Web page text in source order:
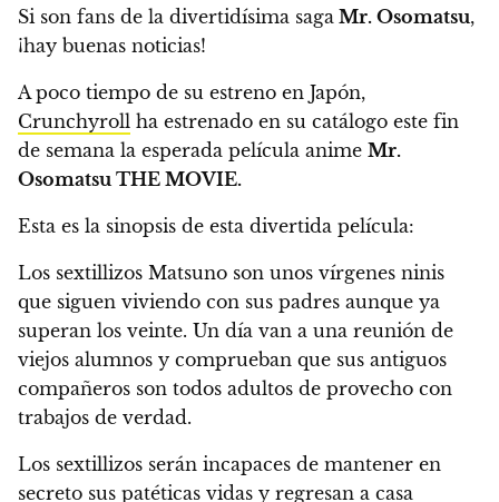
Si son fans de la divertidísima saga Mr. Osomatsu,
¡hay buenas noticias!
A poco tiempo de su estreno en Japón,
Crunchyroll ha estrenado en su catálogo este fin
de semana la esperada película anime Mr.
Osomatsu THE MOVIE.
Esta es la sinopsis de esta divertida película:
Los sextillizos Matsuno son unos vírgenes ninis
que siguen viviendo con sus padres aunque ya
superan los veinte. Un día van a una reunión de
viejos alumnos y comprueban que sus antiguos
compañeros son todos adultos de provecho con
trabajos de verdad.
Los sextillizos serán incapaces de mantener en
secreto sus patéticas vidas y regresan a casa